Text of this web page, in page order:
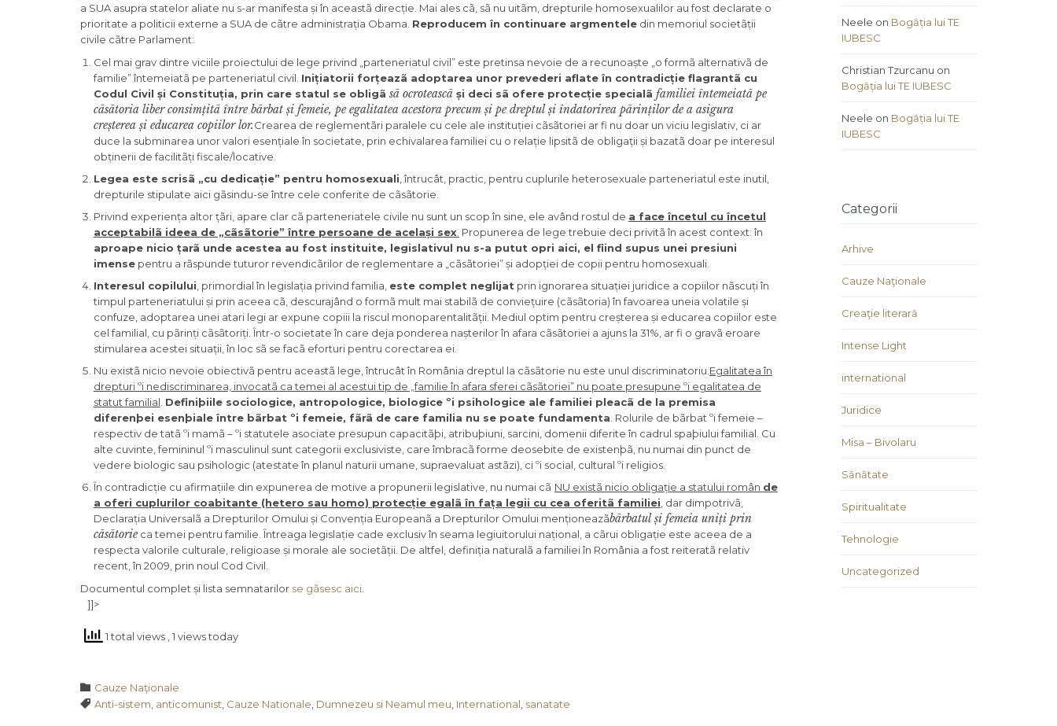
a SUA asupra statelor aliate nu s-ar manifesta și în aceastã direcție. Mai ales cã, sã nu uitãm, drepturile homosexualilor au fost declarate o
prioritate a politicii externe a SUA de cãtre administrația Obama. Reproducem în continuare argmentele din memoriul societãții
civile cãtre Parlament:
Cel mai grav dintre viciile proiectului de lege privind „parteneriatul civil” este pretinsa nevoie de a recunoaște „o formã alternativã de
familie” întemeiatã pe parteneriatul civil. Inițiatorii forțeazã adoptarea unor prevederi aflate în contradicție flagrantã cu
Codul Civil și Constituția, prin care statul se obligã sã ocroteascã și deci sã ofere protecție specialã familiei întemeiatã pe
cãsãtoria liber consimțitã între bãrbat și femeie, pe egalitatea acestora precum și pe dreptul și îndatorirea pãrinților de a asigura
creșterea și educarea copiilor lor.Crearea de reglementãri paralele cu cele ale instituției cãsãtoriei ar fi nu doar un viciu legislativ, ci ar
duce la subminarea unor valori esențiale în societate, prin echivalarea familiei cu o relație lipsitã de obligații și bazatã doar pe interesul
obținerii de facilitãți fiscale/locative.
Legea este scrisã „cu dedicație” pentru homosexuali, întrucât, practic, pentru cuplurile heterosexuale parteneriatul este inutil,
drepturile stipulate aici gãsindu-se între cele conferite de cãsãtorie.
Privind experiența altor țãri, apare clar cã parteneriatele civile nu sunt un scop în sine, ele având rostul de a face încetul cu încetul
acceptabilã ideea de „cãsãtorie” între persoane de același sex. Propunerea de lege trebuie deci privitã în acest context: în
aproape nicio țarã unde acestea au fost instituite, legislativul nu s-a putut opri aici, el fiind supus unei presiuni
imensepentru a rãspunde tuturor revendicãrilor de reglementare a „cãsãtoriei” și adopției de copii pentru homosexuali.
Interesul copilului, primordial în legislația privind familia, este complet neglijatprin ignorarea situației juridice a copiilor nãscuți în
timpul parteneriatului și prin aceea cã, descurajând o formã mult mai stabilã de conviețuire (cãsãtoria) în favoarea uneia volatile și
confuze, adoptarea unei atari legi ar expune copiii la riscul monoparentalitãții. Mediul optim pentru creșterea și educarea copiilor este
cel familial, cu pãrinți cãsãtoriți. Într-o societate în care deja ponderea nașterilor în afara cãsãtoriei a ajuns la 31%, ar fi o gravã eroare
stimularea acestei situații, în loc sã se facã eforturi pentru corectarea ei.
Nu existã nicio nevoie obiectivã pentru aceastã lege, întrucât în România dreptul la cãsãtorie nu este unul discriminatoriu.Egalitatea în
drepturi ºi nediscriminarea, invocatã ca temei al acestui tip de „familie în afara sferei cãsãtoriei” nu poate presupune ºi egalitatea de
statut familial. Definiþiile sociologice, antropologice, biologice ºi psihologice ale familiei pleacã de la premisa
diferenþei esenþiale între bãrbat ºi femeie, fãrã de care familia nu se poate fundamenta. Rolurile de bãrbat ºi femeie –
respectiv de tatã ºi mamã – ºi statutele asociate presupun capacitãþi, atribuþiuni, sarcini, domenii diferite în cadrul spaþiului familial. Cu
alte cuvinte, femininul ºi masculinul sunt categorii exclusiviste, care îmbracã forme deosebite de existenþã, nu numai din punct de
vedere biologic sau psihologic (atestate în planul naturii umane, supraevaluat astãzi), ci ºi social, cultural ºi religios.
În contradicție cu afirmațiile din expunerea de motive a propunerii legislative, nu numai cã NU existã nicio obligație a statului român de
a oferi cuplurilor coabitante (hetero sau homo) protecție egalã în fața legii cu cea oferitã familiei, dar dimpotrivã,
Declarația Universalã a Drepturilor Omului și Convenția Europeanã a Drepturilor Omului menționeazãbãrbatul și femeia uniți prin
cãsãtorieca temei pentru familie. Întreaga legislație cade exclusiv în seama legiuitorului național, a cãrui obligație este aceea de a
respecta valorile culturale, religioase și morale ale societãții. De altfel, definiția naturalã a familiei în România a fost reiteratã relativ
recent, în 2009, prin noul Cod Civil.
Documentul complet și lista semnatarilor se gãsesc aici.
]]>
1 total views , 1 views today
 Category
Cauze Naţionale
 Tags
Anti-sistem, anticomunist, Cauze Nationale, Dumnezeu si Neamul meu, International, sanatate
Neele on Bogăția lui TE
IUBESC
Christian Tzurcanu on
Bogăția lui TE IUBESC
Neele on Bogăția lui TE
IUBESC
Categorii
Arhive
Cauze Naţionale
Creaţie literară
Intense Light
international
Juridice
Misa – Bivolaru
Sănătate
Spiritualitate
Tehnologie
Uncategorized